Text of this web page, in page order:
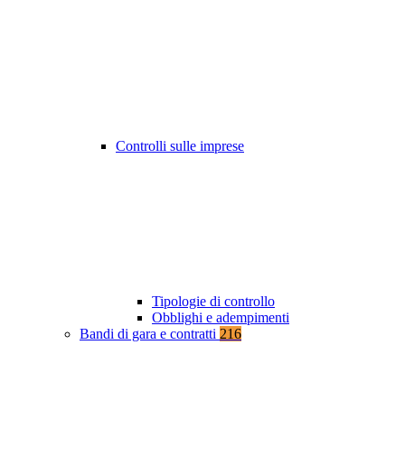
Controlli sulle imprese
Tipologie di controllo
Obblighi e adempimenti
Bandi di gara e contratti 216